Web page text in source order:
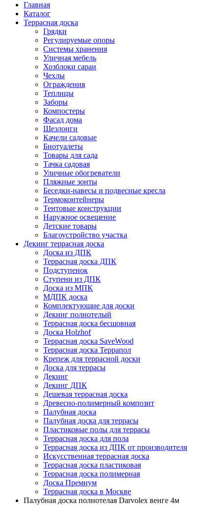
Главная
Каталог
Террасная доска
Грядки
Регулируемые опоры
Системы хранения
Уличная мебель
Хозблоки сараи
Чехлы
Ограждения
Теплицы
Заборы
Компостеры
Фасад дома
Шезлонги
Качели садовые
Биотуалеты
Товары для сада
Тачка садовая
Уличные обогреватели
Пляжные зонты
Беседки-навесы и подвесные кресла
Термоконтейнеры
Тентовые конструкции
Наружное освещение
Детские товары
Благоустройство участка
Декинг террасная доска
Доска из ДПК
Террасная доска ДПК
Подступенок
Ступени из ДПК
Доска из МПК
МДПК доска
Комплектующие для доски
Декинг полнотелый
Террасная доска бесшовная
Доска Holzhof
Террасная доска SaveWood
Террасная доска Террапол
Крепеж для террасной доски
Доска для террасы
Декинг
Декинг ДПК
Дешевая террасная доска
Древесно-полимерный композит
Палубная доска
Палубная доска для террасы
Пластиковые полы для террасы
Террасная доска для пола
Террасная доска из ДПК от производителя
Искусственная террасная доска
Террасная доска пластиковая
Террасная доска полимерная
Доска Премиум
Террасная доска в Москве
Палубная доска полнотелая Darvolex венге 4м